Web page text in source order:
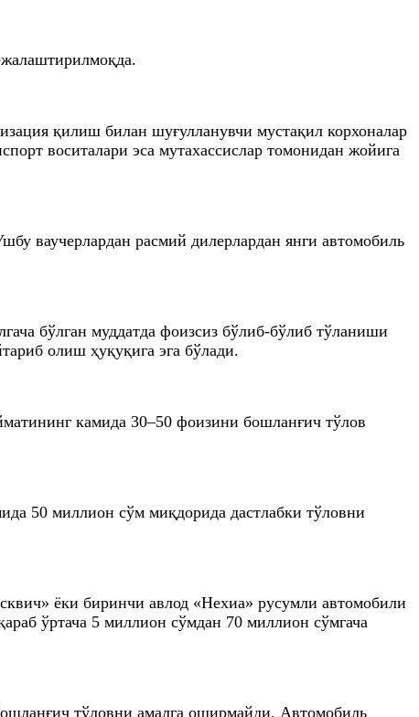
қилиш билан шуғулланувчи мустақил корхоналар
воситалари эса мутахассислар томонидан жойига
ваучерлардан расмий дилерлардан янги автомобиль
бўлган муддатда фоизсиз бўлиб-бўлиб тўланиши
олиш ҳуқуқига эга бўлади.
камида 30–50 фоизини бошланғич тўлов
50 миллион сўм миқдорида дастлабки тўловни
ёки биринчи авлод «Нехиа» русумли автомобили
ўртача 5 миллион сўмдан 70 миллион сўмгача
тўловни амалга оширмайди. Автомобиль